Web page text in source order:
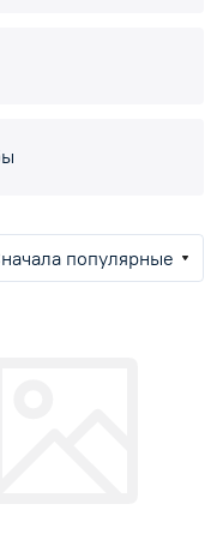
популярные